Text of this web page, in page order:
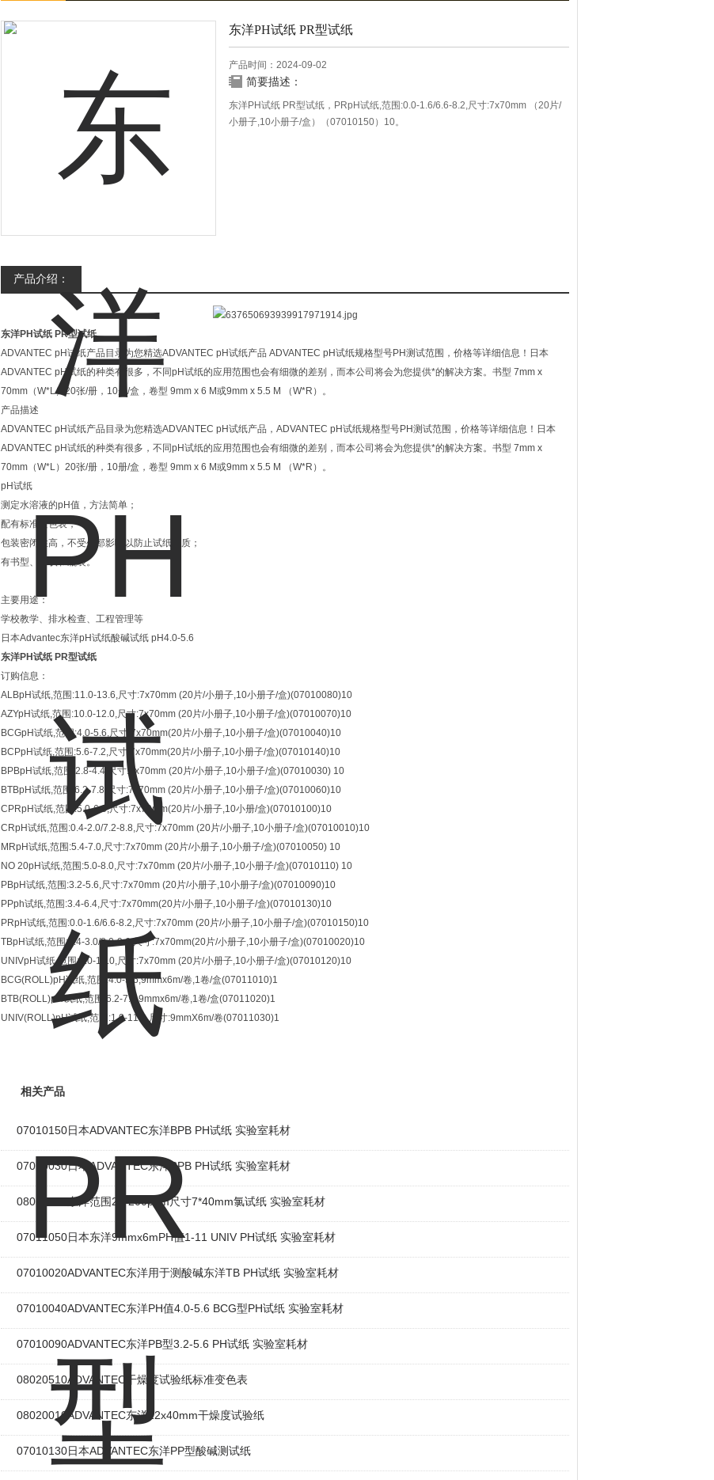
东洋PH试纸 PR型试纸
产品时间：2024-09-02
简要描述：
东洋PH试纸 PR型试纸，PRpH试纸,范围:0.0-1.6/6.6-8.2,尺寸:7x70mm （20片/
小册子,10小册子/盒）（07010150）10。
产品介绍：
东洋PH试纸 PR型试纸
ADVANTEC pH试纸产品目录为您精选ADVANTEC pH试纸产品 ADVANTEC pH试纸规格型号PH测试范围，价格等详细信息！日本
ADVANTEC pH试纸的种类有很多，不同pH试纸的应用范围也会有细微的差别，而本公司将会为您提供*的解决方案。书型 7mm x
70mm（W*L）20张/册，10册/盒，卷型 9mm x 6 M或9mm x 5.5 M （W*R）。
产品描述
ADVANTEC pH试纸产品目录为您精选ADVANTEC pH试纸产品，ADVANTEC pH试纸规格型号PH测试范围，价格等详细信息！日本
ADVANTEC pH试纸的种类有很多，不同pH试纸的应用范围也会有细微的差别，而本公司将会为您提供*的解决方案。书型 7mm x
70mm（W*L）20张/册，10册/盒，卷型 9mm x 6 M或9mm x 5.5 M （W*R）。
pH试纸
测定水溶液的pH值，方法简单；
配有标准变色表；
包装密闭性高，不受外部影响以防止试纸变质；
有书型、卷状和瓶装。
主要用途：
学校教学、排水检查、工程管理等
日本Advantec东洋pH试纸酸碱试纸 pH4.0-5.6
东洋PH试纸 PR型试纸
订购信息：
ALBpH试纸,范围:11.0-13.6,尺寸:7x70mm (20片/小册子,10小册子/盒)(07010080)10
AZYpH试纸,范围:10.0-12.0,尺寸:7x70mm (20片/小册子,10小册子/盒)(07010070)10
BCGpH试纸,范围:4.0-5.6,尺寸:7x70mm(20片/小册子,10小册子/盒)(07010040)10
BCPpH试纸,范围:5.6-7.2,尺寸:7x70mm(20片/小册子,10小册子/盒)(07010140)10
BPBpH试纸,范围:2.8-4.4,尺寸:7x70mm (20片/小册子,10小册子/盒)(07010030) 10
BTBpH试纸,范围:6.2-7.8,尺寸:7x70mm (20片/小册子,10小册子/盒)(07010060)10
CPRpH试纸,范围:5.0-6.6,尺寸:7x70mm(20片/小册子,10小册/盒)(07010100)10
CRpH试纸,范围:0.4-2.0/7.2-8.8,尺寸:7x70mm (20片/小册子,10小册子/盒)(07010010)10
MRpH试纸,范围:5.4-7.0,尺寸:7x70mm (20片/小册子,10小册子/盒)(07010050) 10
NO 20pH试纸,范围:5.0-8.0,尺寸:7x70mm (20片/小册子,10小册子/盒)(07010110) 10
PBpH试纸,范围:3.2-5.6,尺寸:7x70mm (20片/小册子,10小册子/盒)(07010090)10
PPph试纸,范围:3.4-6.4,尺寸:7x70mm(20片/小册子,10小册子/盒)(07010130)10
PRpH试纸,范围:0.0-1.6/6.6-8.2,尺寸:7x70mm (20片/小册子,10小册子/盒)(07010150)10
TBpH试纸,范围:1.4-3.0/8.0-9.6,尺寸:7x70mm(20片/小册子,10小册子/盒)(07010020)10
UNIVpH试纸,范围:1.0-11.0,尺寸:7x70mm (20片/小册子,10小册子/盒)(07010120)10
BCG(ROLL)pH试纸,范围:4.0-5.6,9mmx6m/卷,1卷/盒(07011010)1
BTB(ROLL)pH试纸,范围:6.2-7.8,9mmx6m/卷,1卷/盒(07011020)1
UNIV(ROLL)pH试纸,范围:1.0-11.0,尺寸:9mmX6m/卷(07011030)1
相关产品
07010150日本ADVANTEC东洋BPB PH试纸 实验室耗材
07010030日本ADVANTEC东洋BPB PH试纸 实验室耗材
08010020东洋范围25-200ppm尺寸7*40mm氯试纸 实验室耗材
07011050日本东洋9mmx6mPH值1-11 UNIV PH试纸 实验室耗材
07010020ADVANTEC东洋用于测酸碱东洋TB PH试纸 实验室耗材
07010040ADVANTEC东洋PH值4.0-5.6 BCG型PH试纸 实验室耗材
07010090ADVANTEC东洋PB型3.2-5.6 PH试纸 实验室耗材
08020510ADVANTEC干燥度试验纸标准变色表
08020010ADVANTEC东洋12x40mm干燥度试验纸
07010130日本ADVANTEC东洋PP型酸碱测试纸